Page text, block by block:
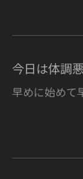
今日は体調
早めに始めて